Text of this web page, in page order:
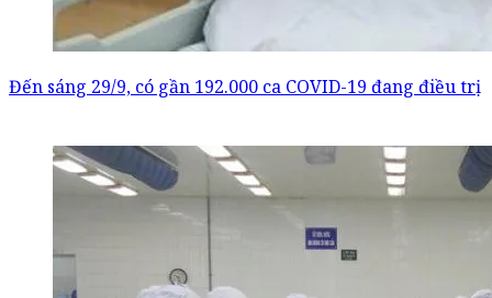
Đến sáng 29/9, có gần 192.000 ca COVID-19 đang điều trị